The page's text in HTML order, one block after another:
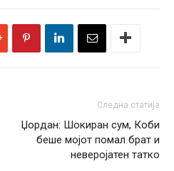
Следна статија
Џордан: Шокиран сум, Коби
беше мојот помал брат и
неверојатен татко